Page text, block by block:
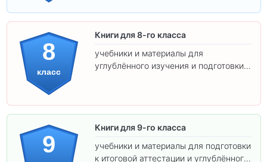
8
класс
Книги для 8-го класса
учебники и материалы для
углублённого изучения и подготовки к
9
Книги для 9-го класса
учебники и материалы для подготовки
к итоговой аттестации и углублённого